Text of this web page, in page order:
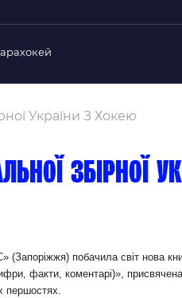
Склад Збірної
Календар Матчів
Тренерський Штаб
Календар Матчів
України З Хокею
збірної
(Запоріжжя) побачила світ нова
факти, коментарі)», присвячена
першостях.